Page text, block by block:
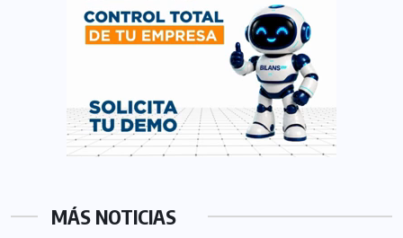
MÁS NOTICIAS